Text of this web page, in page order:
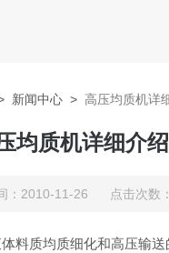
新闻中心 > 高压均质机详
均质机详细介绍
：2010-11-26 点击次数
料质均质细化和高压输送